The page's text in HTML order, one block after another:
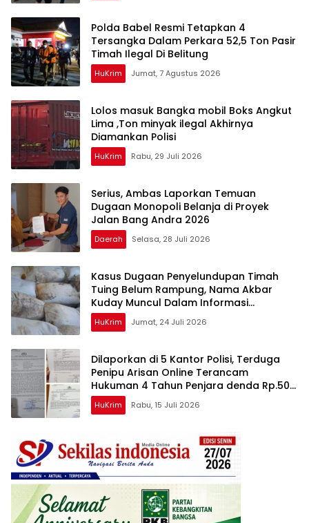
Polda Babel Resmi Tetapkan 4
Tersangka Dalam Perkara 52,5 Ton Pasir
Timah Ilegal Di Belitung
HuKrim Jumat, 7 Agustus 2026
Lolos masuk Bangka mobil Boks Angkut
Lima ,Ton minyak ilegal Akhirnya
Diamankan Polisi
HuKrim Rabu, 29 Juli 2026
Serius, Ambas Laporkan ‎Temuan
Dugaan Monopoli Belanja di Proyek
Jalan Bang Andra 2026
Daerah Selasa, 28 Juli 2026
Kasus Dugaan Penyelundupan Timah
Tuing Belum Rampung, Nama Akbar
Kuday Muncul Dalam Informasi
Penyidikan
HuKrim Jumat, 24 Juli 2026
Dilaporkan di 5 Kantor Polisi, Terduga
Penipu Arisan Online Terancam
Hukuman 4 Tahun Penjara denda Rp.500
Juta
HuKrim Rabu, 15 Juli 2026